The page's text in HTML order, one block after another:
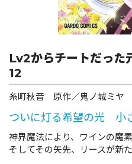
Lv2からチートだった
12
糸町秋音 原作／鬼ノ城ミヤ
ついに灯る希望の光 小
神界魔法により、ワインの魔
そしてその矢先、リースが新